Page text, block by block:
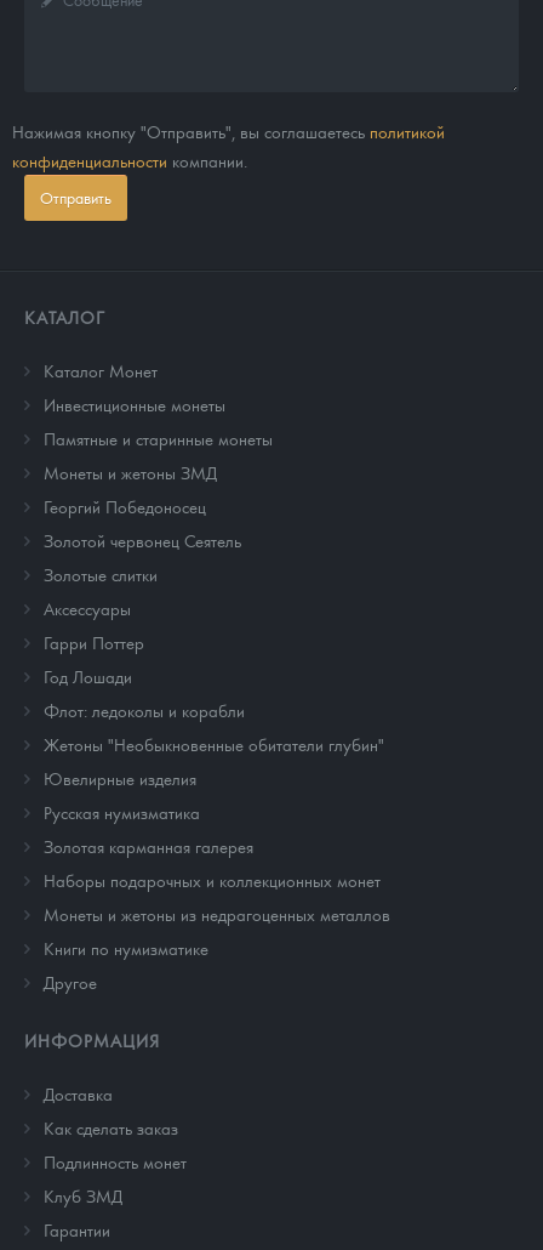
Нажимая кнопку "Отправить", вы соглашаетесь политикой
конфиденциальности компании.
Отправить
КАТАЛОГ
Каталог Монет
Инвестиционные монеты
Памятные и старинные монеты
Монеты и жетоны ЗМД
Георгий Победоносец
Золотой червонец Сеятель
Золотые слитки
Аксессуары
Гарри Поттер
Год Лошади
Флот: ледоколы и корабли
Жетоны "Необыкновенные обитатели глубин"
Ювелирные изделия
Русская нумизматика
Золотая карманная галерея
Наборы подарочных и коллекционных монет
Монеты и жетоны из недрагоценных металлов
Книги по нумизматике
Другое
ИНФОРМАЦИЯ
Доставка
Как сделать заказ
Подлинность монет
Клуб ЗМД
Гарантии